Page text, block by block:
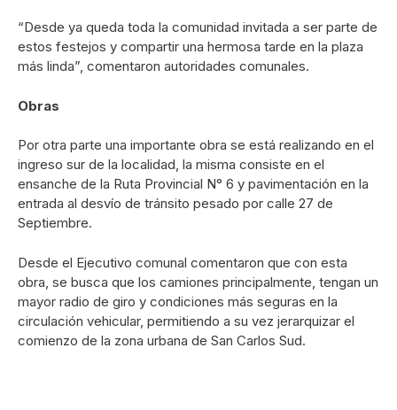
“Desde ya queda toda la comunidad invitada a ser parte de
estos festejos y compartir una hermosa tarde en la plaza
más linda”, comentaron autoridades comunales.
Obras
Por otra parte una importante obra se está realizando en el
ingreso sur de la localidad, la misma consiste en el
ensanche de la Ruta Provincial N° 6 y pavimentación en la
entrada al desvío de tránsito pesado por calle 27 de
Septiembre.
Desde el Ejecutivo comunal comentaron que con esta
obra, se busca que los camiones principalmente, tengan un
mayor radio de giro y condiciones más seguras en la
circulación vehicular, permitiendo a su vez jerarquizar el
comienzo de la zona urbana de San Carlos Sud.